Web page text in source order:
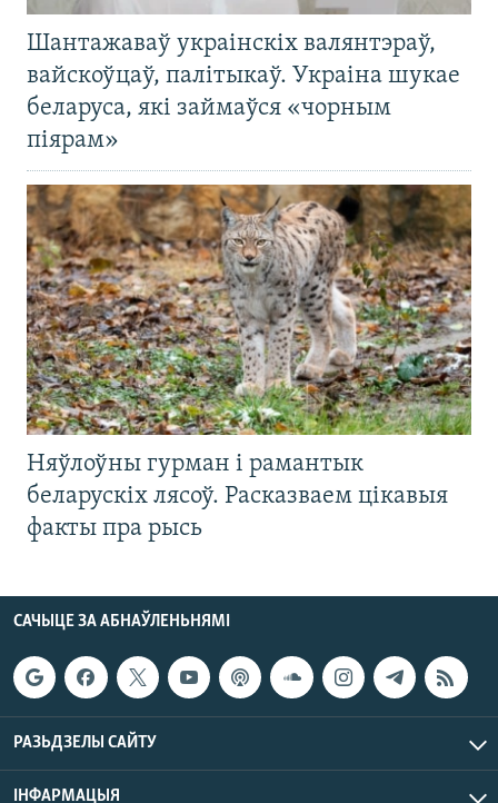
Шантажаваў украінскіх валянтэраў,
вайскоўцаў, палітыкаў. Украіна шукае
беларуса, які займаўся «чорным
піярам»
Няўлоўны гурман і рамантык
беларускіх лясоў. Расказваем цікавыя
факты пра рысь
САЧЫЦЕ ЗА АБНАЎЛЕНЬНЯМІ
РАЗЬДЗЕЛЫ САЙТУ
ІНФАРМАЦЫЯ